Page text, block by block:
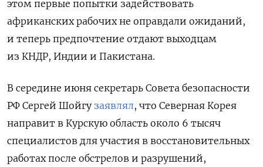
этом первые попытки задействовать
африканских рабочих не оправдали ожиданий,
и теперь предпочтение отдают выходцам
из КНДР, Индии и Пакистана.
В середине июня секретарь Совета безопасности
РФ Сергей Шойгу заявлял, что Северная Корея
направит в Курскую область около 6 тысяч
специалистов для участия в восстановительных
работах после обстрелов и разрушений,